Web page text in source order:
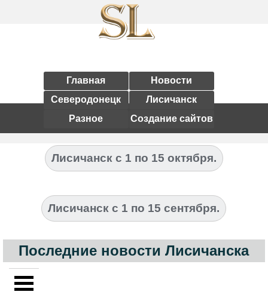
Главная
Новости
Северодонецк
Лисичанск
Разное
Создание сайтов
Лисичанск с 1 по 15 октября.
Лисичанск с 1 по 15 сентября.
Последние новости Лисичанска